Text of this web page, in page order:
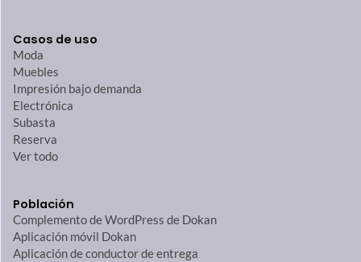
Casos de uso
Moda
Muebles
Impresión bajo demanda
Electrónica
Subasta
Reserva
Ver todo
Población
Complemento de WordPress de Dokan
Aplicación móvil Dokan
Aplicación de conductor de entrega